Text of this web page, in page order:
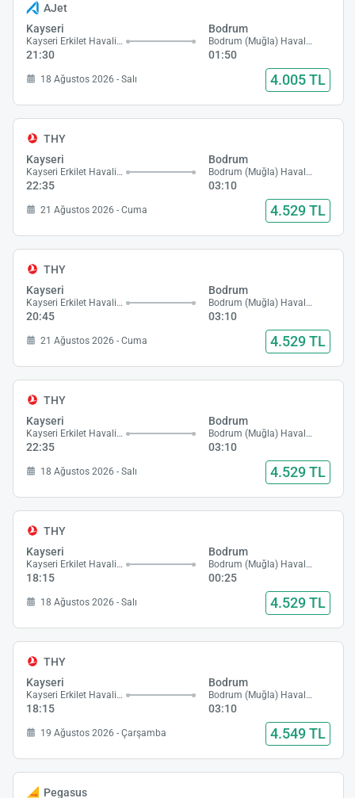
AJet
Kayseri
Kayseri Erkilet Havalimanı
21:30
Bodrum
Bodrum (Muğla) Havalimanı
01:50
18 Ağustos 2026 - Salı 4.005 TL
THY
Kayseri
Kayseri Erkilet Havalimanı
22:35
Bodrum
Bodrum (Muğla) Havalimanı
03:10
21 Ağustos 2026 - Cuma 4.529 TL
THY
Kayseri
Kayseri Erkilet Havalimanı
20:45
Bodrum
Bodrum (Muğla) Havalimanı
03:10
21 Ağustos 2026 - Cuma 4.529 TL
THY
Kayseri
Kayseri Erkilet Havalimanı
22:35
Bodrum
Bodrum (Muğla) Havalimanı
03:10
18 Ağustos 2026 - Salı 4.529 TL
THY
Kayseri
Kayseri Erkilet Havalimanı
18:15
Bodrum
Bodrum (Muğla) Havalimanı
00:25
18 Ağustos 2026 - Salı 4.529 TL
THY
Kayseri
Kayseri Erkilet Havalimanı
18:15
Bodrum
Bodrum (Muğla) Havalimanı
03:10
19 Ağustos 2026 - Çarşamba 4.549 TL
Pegasus